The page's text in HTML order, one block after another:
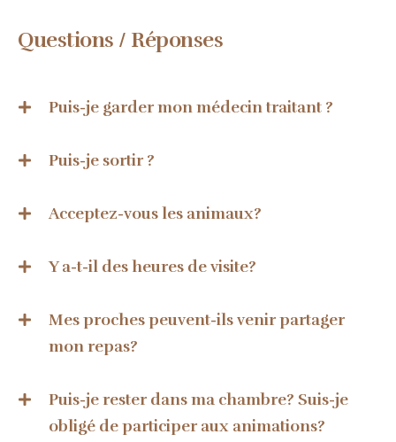
Questions / Réponses
Puis-je garder mon médecin traitant ?
Puis-je sortir ?
Acceptez-vous les animaux?
Y a-t-il des heures de visite?
Mes proches peuvent-ils venir partager
mon repas?
Puis-je rester dans ma chambre? Suis-je
obligé de participer aux animations?